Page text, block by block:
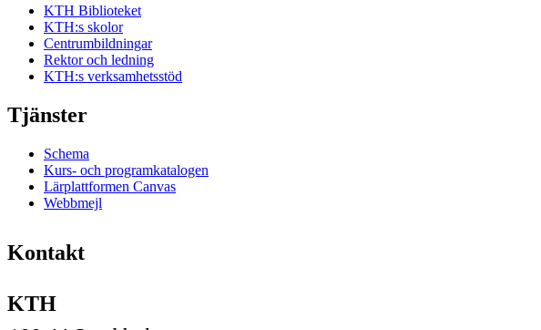
KTH Biblioteket
KTH:s skolor
Centrumbildningar
Rektor och ledning
KTH:s verksamhetsstöd
Tjänster
Schema
Kurs- och programkatalogen
Lärplattformen Canvas
Webbmejl
Kontakt
KTH